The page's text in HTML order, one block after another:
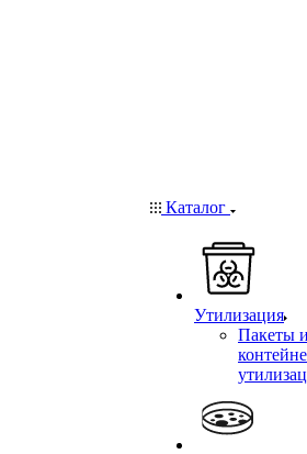
Каталог
Утилизация
Пакеты